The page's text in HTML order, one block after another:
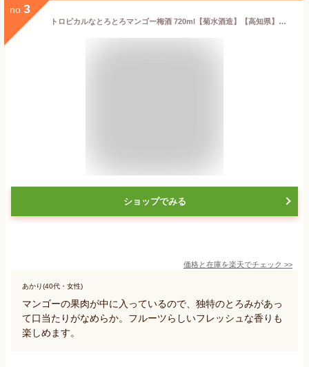
no. 3
トロピカルなとろとろマンゴー梅酒 720ml【菊水酒造】【高知県】【果肉たっぷり】
ショップでみる
価格と在庫を楽天でチェック >>
あかり(40代・女性)
マンゴーの果肉が中に入っているので、独特のとろみがあっ
て口当たりがなめらか。フルーツらしいフレッシュな香りも
楽しめます。